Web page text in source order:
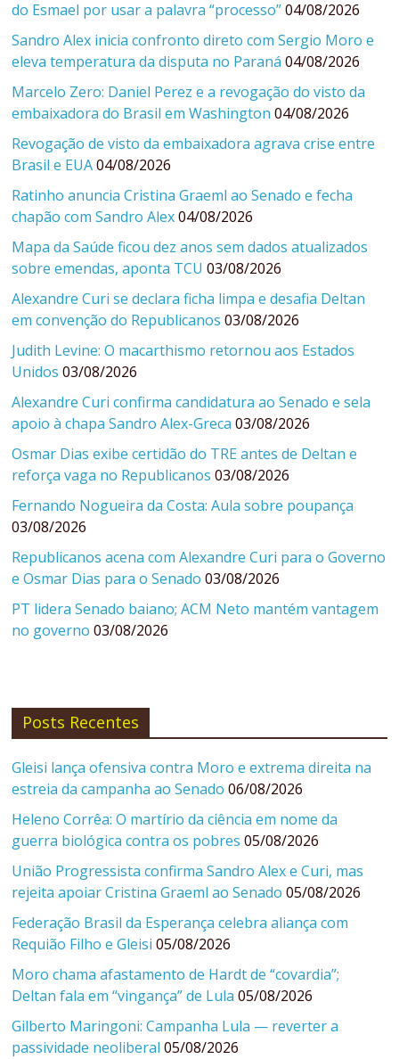
do Esmael por usar a palavra “processo” 04/08/2026
Sandro Alex inicia confronto direto com Sergio Moro e
eleva temperatura da disputa no Paraná 04/08/2026
Marcelo Zero: Daniel Perez e a revogação do visto da
embaixadora do Brasil em Washington 04/08/2026
Revogação de visto da embaixadora agrava crise entre
Brasil e EUA 04/08/2026
Ratinho anuncia Cristina Graeml ao Senado e fecha
chapão com Sandro Alex 04/08/2026
Mapa da Saúde ficou dez anos sem dados atualizados
sobre emendas, aponta TCU 03/08/2026
Alexandre Curi se declara ficha limpa e desafia Deltan
em convenção do Republicanos 03/08/2026
Judith Levine: O macarthismo retornou aos Estados
Unidos 03/08/2026
Alexandre Curi confirma candidatura ao Senado e sela
apoio à chapa Sandro Alex-Greca 03/08/2026
Osmar Dias exibe certidão do TRE antes de Deltan e
reforça vaga no Republicanos 03/08/2026
Fernando Nogueira da Costa: Aula sobre poupança
03/08/2026
Republicanos acena com Alexandre Curi para o Governo
e Osmar Dias para o Senado 03/08/2026
PT lidera Senado baiano; ACM Neto mantém vantagem
no governo 03/08/2026
Posts Recentes
Gleisi lança ofensiva contra Moro e extrema direita na
estreia da campanha ao Senado 06/08/2026
Heleno Corrêa: O martírio da ciência em nome da
guerra biológica contra os pobres 05/08/2026
União Progressista confirma Sandro Alex e Curi, mas
rejeita apoiar Cristina Graeml ao Senado 05/08/2026
Federação Brasil da Esperança celebra aliança com
Requião Filho e Gleisi 05/08/2026
Moro chama afastamento de Hardt de “covardia”;
Deltan fala em “vingança” de Lula 05/08/2026
Gilberto Maringoni: Campanha Lula — reverter a
passividade neoliberal 05/08/2026